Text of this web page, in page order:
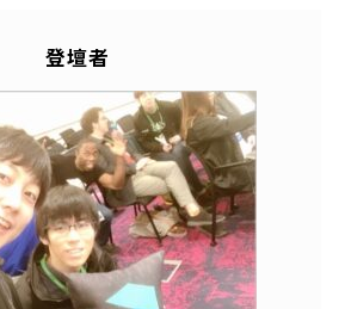
登壇者